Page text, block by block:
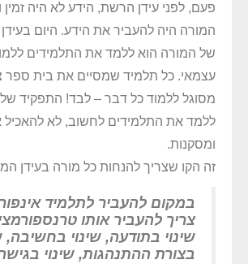
פעם, לפני עידן הרשת, הידע לא היה
המורה היה להעביר את הידע. היום
של המורה הוא ללמד את התלמידים
עצמאי. כל תלמיד שמסיים את בית ספר
מסוגל ללמוד כל דבר – לבד! התפקיד
ללמד את התלמידים לחשוב, לא להאכיל
ומסקנות.
זה הקו שצריך להנחות כל מורה בעידן
במקום להעביר לתלמיד
צריך להעביר אותו
שינוי בתודעה, שינוי בחשיבה,
בצורת ההתנהגות, שינוי